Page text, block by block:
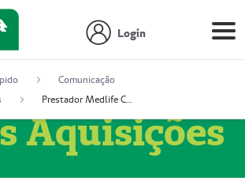
Login
Comunicação
Prestador Medlife Consultas e Diagnósticos (51004334-2)
Aquisições